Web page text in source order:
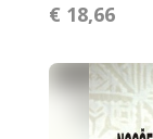
€ 18,66